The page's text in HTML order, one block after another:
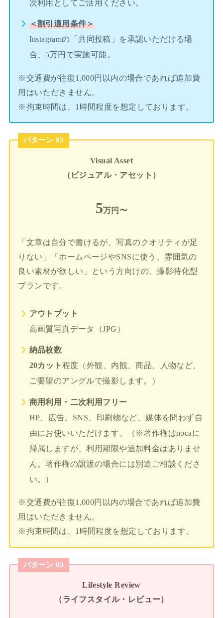
次利用としてご活用ください。
＜割引適用条件＞
Instagramの「共同投稿」を承認いただける場
合、5万円で実施可能。
※交通費が往復1,000円以内の場合であれば追加費
用はいただきません。
※拘束時間は、1時間程度を想定しております。
パターン 02
Visual Asset
（ビジュアル・アセット）
5万円〜
「文章は自分で書けるが、写真のクオリティが足
りない」「ホームページやSNSに使う、雰囲気の
良い素材が欲しい」という方向けの、撮影特化型
プランです。
アウトプット
高画質写真データ（JPG）
納品枚数
20カット 程度（外観、内観、商品、人物など、
ご要望のアングルで撮影します。）
商用利用・二次利用フリー
HP、広告、SNS、印刷物など、媒体を問わず自
由にお使いいただけます。（※著作権はnocaに
帰属しますが、利用期限や追加料金はありませ
ん。著作権の譲渡の場合には別途ご相談くださ
い。）
※交通費が往復1,000円以内の場合であれば追加費
用はいただきません。
※拘束時間は、1時間程度を想定しております。
パターン 03
Lifestyle Review
（ライフスタイル・レビュー）